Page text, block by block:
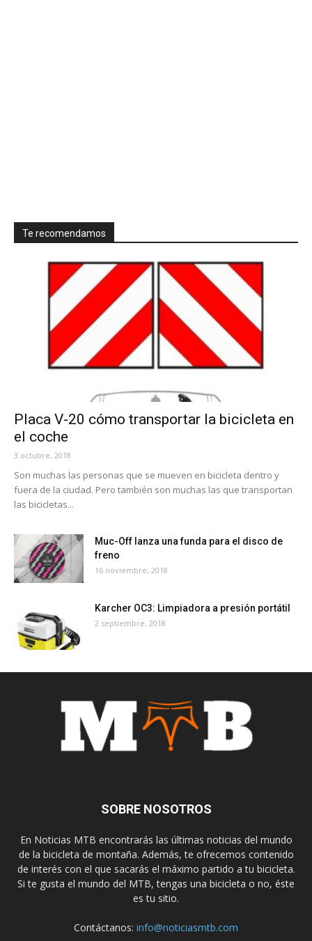
Te recomendamos
Placa V-20 cómo transportar la bicicleta en
el coche
3 octubre, 2018
Son muchas las personas que se mueven en bicicleta dentro y
fuera de la ciudad. Pero también son muchas las que transportan
las bicicletas...
Muc-Off lanza una funda para el disco de
freno
16 noviembre, 2018
Karcher OC3: Limpiadora a presión portátil
2 septiembre, 2018
SOBRE NOSOTROS
En Noticias MTB encontrarás las últimas noticias del mundo
de la bicicleta de montaña. Además, te ofrecemos contenido
de interés con el que sacarás el máximo partido a tu bicicleta.
Si te gusta el mundo del MTB, tengas una bicicleta o no, éste
es tu sitio.
Contáctanos: info@noticiasmtb.com